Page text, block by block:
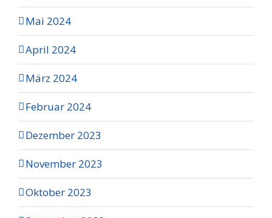
Mai 2024
April 2024
März 2024
Februar 2024
Dezember 2023
November 2023
Oktober 2023